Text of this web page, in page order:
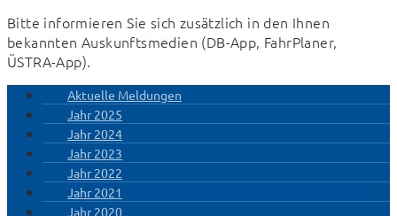
Bitte informieren Sie sich zusätzlich in den Ihnen
bekannten Auskunftsmedien (DB-App, FahrPlaner,
ÜSTRA-App).
Aktuelle Meldungen
Jahr 2025
Jahr 2024
Jahr 2023
Jahr 2022
Jahr 2021
Jahr 2020